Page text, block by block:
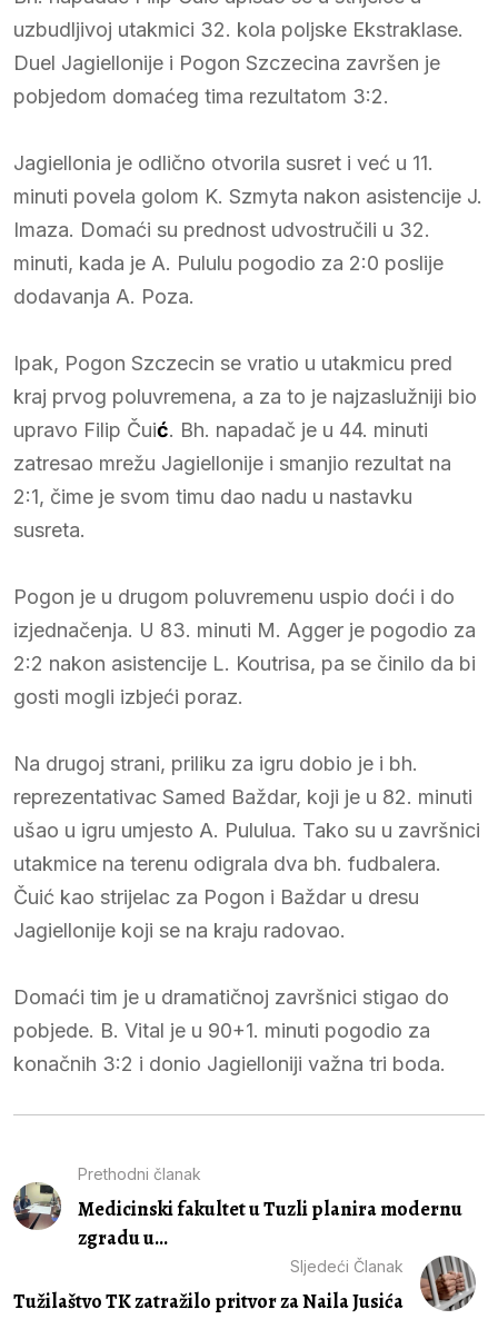
uzbudljivoj utakmici 32. kola poljske Ekstraklase.
Duel Jagiellonije i Pogon Szczecina završen je
pobjedom domaćeg tima rezultatom 3:2.
Jagiellonia je odlično otvorila susret i već u 11.
minuti povela golom K. Szmyta nakon asistencije J.
Imaza. Domaći su prednost udvostručili u 32.
minuti, kada je A. Pululu pogodio za 2:0 poslije
dodavanja A. Poza.
Ipak, Pogon Szczecin se vratio u utakmicu pred
kraj prvog poluvremena, a za to je najzaslužniji bio
upravo Filip Čuić. Bh. napadač je u 44. minuti
zatresao mrežu Jagiellonije i smanjio rezultat na
2:1, čime je svom timu dao nadu u nastavku
susreta.
Pogon je u drugom poluvremenu uspio doći i do
izjednačenja. U 83. minuti M. Agger je pogodio za
2:2 nakon asistencije L. Koutrisa, pa se činilo da bi
gosti mogli izbjeći poraz.
Na drugoj strani, priliku za igru dobio je i bh.
reprezentativac Samed Baždar, koji je u 82. minuti
ušao u igru umjesto A. Pululua. Tako su u završnici
utakmice na terenu odigrala dva bh. fudbalera.
Čuić kao strijelac za Pogon i Baždar u dresu
Jagiellonije koji se na kraju radovao.
Domaći tim je u dramatičnoj završnici stigao do
pobjede. B. Vital je u 90+1. minuti pogodio za
konačnih 3:2 i donio Jagielloniji važna tri boda.
Prethodni članak
Medicinski fakultet u Tuzli planira modernu
zgradu u...
Sljedeći Članak
Tužilaštvo TK zatražilo pritvor za Naila Jusića